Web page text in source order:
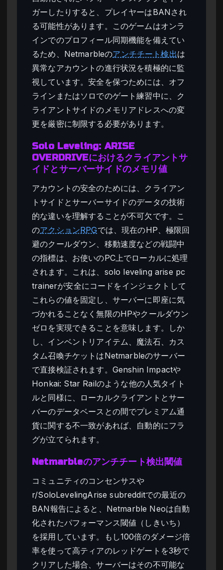
ガーしたりすると、プレイヤーはBANされ
る可能性があります。このゲームはオンラ
インでのプロフィール同期機能を備えてい
るため、Netmarbleのアンチチート検出は
異常なアカウントの進行状況を積極的に監
視しています。安全を保つためには、オフ
ラインまたはソロでのゲート練習中に、ク
ライアントサイドのメモリアドレスへの変
更を厳密に制限する必要があります。
Solo Leveling: ARISE
OVERDRIVEにおけるクライアントサ
イドとサーバーサイドのメモリ値
アカウントの安全のためには、クライアン
トサイドとサーバーサイドのデータの技術
的な違いを理解することが不可欠です。こ
のアクションRPGでは、現在のHP、極限回
避のクールダウン、移動速度などの戦闘中
の指標は、お使いのPC上でローカルに処理
されます。これは、solo leveling arise pc
trainerが安全にコードをインジェクトして
これらの値を固定し、サーバーに即座に気
づかれることなく無限のHPやクールダウン
ゼロを実現できることを意味します。しか
し、インベントリアイテム、魔法石、カス
タム召喚チケットはNetmarbleのサーバー
で直接検証されます。Genshin Impactや
Honkai: Star Railのような他の人気タイト
ルと同様に、ローカルクライアントとサー
バーのデータベースとの間でプレミアム通
貨に関する不一致があれば、自動的にフラ
グが立てられます。
Netmarbleのアンチチート検出閾値
コミュニティのコンセンサスや
r/SoloLevelingArise subredditでの最近の
BAN報告によると、Netmarble Neoは自動
化されたパフォーマンス閾値（しきいち）
を採用しています。もし100倍のダメージ倍
率を使って高ティアのレッドゲートを3秒で
クリアした場合、サーバーはその不可能な